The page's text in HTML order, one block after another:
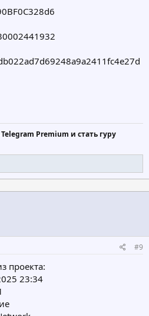
Premium и стать гуру
#9
проекта:
23:34